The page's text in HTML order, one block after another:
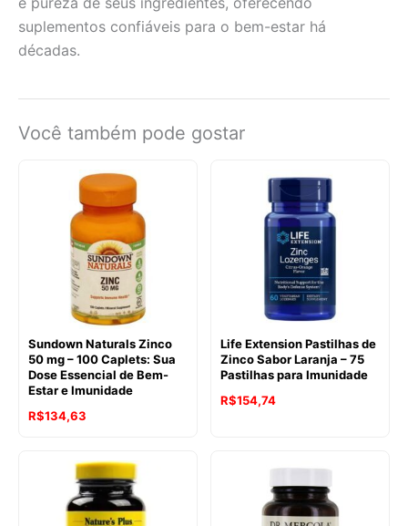
suplementos confiáveis para o bem-estar há
décadas.
Você também pode gostar
Sundown Naturals Zinco
50 mg – 100 Caplets: Sua
Dose Essencial de Bem-
Estar e Imunidade
R$134,63
Life Extension Pastilhas de
Zinco Sabor Laranja – 75
Pastilhas para Imunidade
R$154,74